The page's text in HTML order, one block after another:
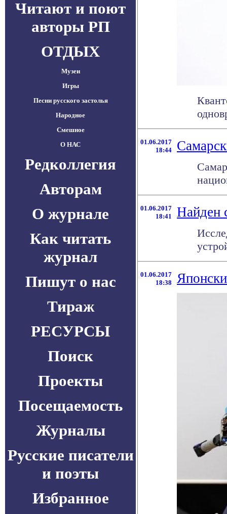
Читают и поют
авторы РП
ОТДЫХ
Музеи
Игры
Песни русского застолья
Народное
Смешное
О НАС
Редколлегия
Авторам
О журнале
Как читать
журнал
Пишут о нас
Тираж
РЕСУРСЫ
Поиск
Проекты
Посещаемость
Журналы
Русские писатели
и поэты
Избранное
01.06.2017
18:44
01.06.2017
18:41
Найден
01.06.2017
18:38